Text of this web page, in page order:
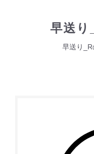
早送り
早送り